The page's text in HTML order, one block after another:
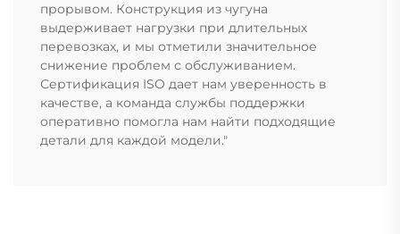
прорывом. Конструкция из чугуна
выдерживает нагрузки при длительных
перевозках, и мы отметили значительное
снижение проблем с обслуживанием.
Сертификация ISO дает нам уверенность в
качестве, а команда службы поддержки
оперативно помогла нам найти подходящие
детали для каждой модели."